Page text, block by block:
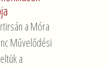
a Móra
Művelődési
a